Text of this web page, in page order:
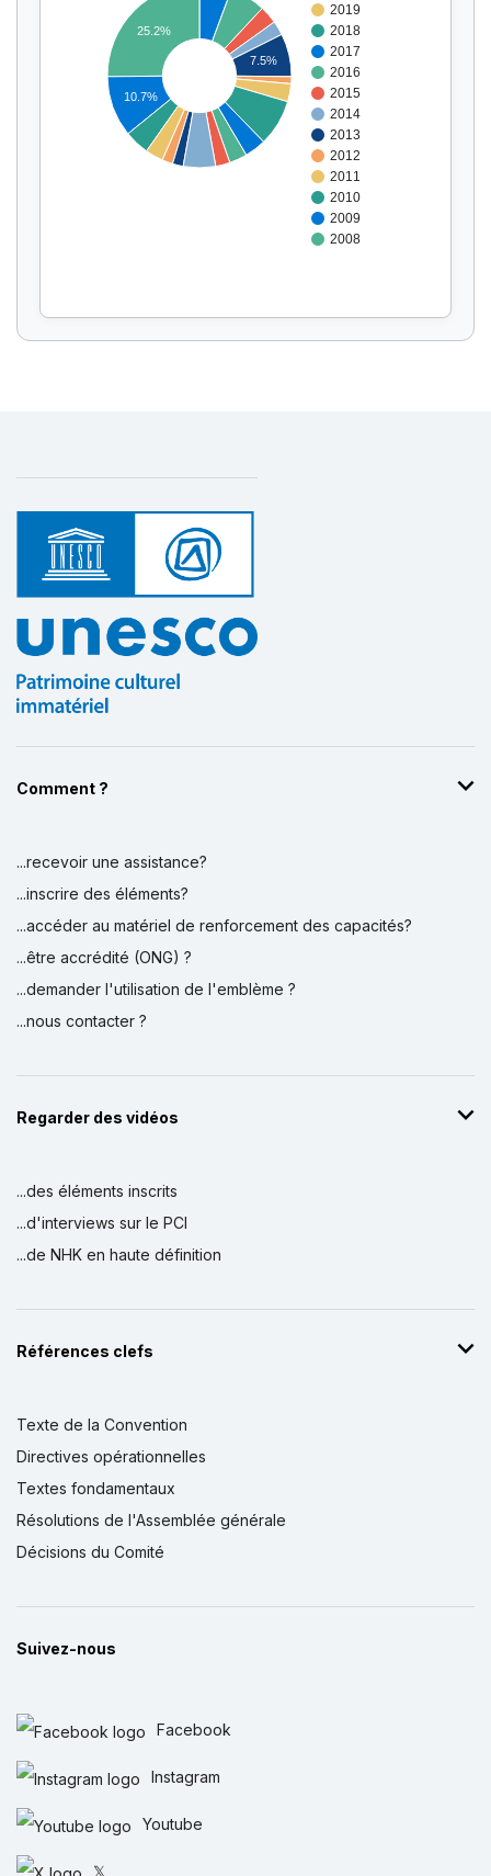
Affichage par
2019
2018
2017
2016
2015
2014
2013
2012
2011
2010
2009
2008
7.5%
25.2%
10.7%
Comment ?
...recevoir une assistance?
...inscrire des éléments?
...accéder au matériel de renforcement des capacités?
...être accrédité (ONG) ?
...demander l'utilisation de l'emblème ?
...nous contacter ?
Regarder des vidéos
...des éléments inscrits
...d'interviews sur le PCI
...de NHK en haute définition
Références clefs
Texte de la Convention
Directives opérationnelles
Textes fondamentaux
Résolutions de l'Assemblée générale
Décisions du Comité
Suivez-nous
Facebook
Instagram
Youtube
𝕏